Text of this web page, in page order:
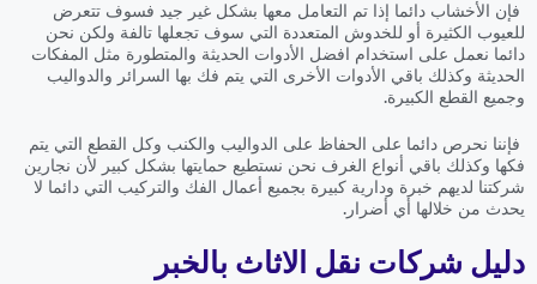
فإن الأخشاب دائما إذا تم التعامل معها بشكل غير جيد فسوف تتعرض
للعيوب الكثيرة أو للخدوش المتعددة التي سوف تجعلها تالفة ولكن نحن
دائما نعمل على استخدام افضل الأدوات الحديثة والمتطورة مثل المفكات
الحديثة وكذلك باقي الأدوات الأخرى التي يتم فك بها السرائر والدواليب
وجميع القطع الكبيرة.
فإننا نحرص دائما على الحفاظ على الدواليب والكنب وكل القطع التي يتم
فكها وكذلك باقي أنواع الغرف نحن نستطيع حمايتها بشكل كبير لأن نجارين
شركتنا لديهم خبرة ودارية كبيرة بجميع أعمال الفك والتركيب التي دائما لا
يحدث من خلالها أي أضرار.
دليل شركات نقل الاثاث بالخبر